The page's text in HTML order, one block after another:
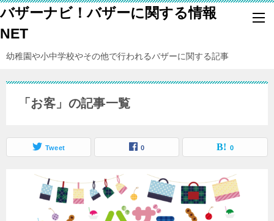
バザーナビ！バザーに関する情報
NET
幼稚園や小中学校やその他で行われるバザーに関する記事
「お客」の記事一覧
Tweet 0 0